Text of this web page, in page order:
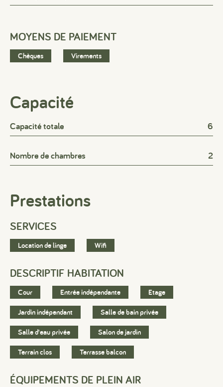
MOYENS DE PAIEMENT
Chèques Virements
Capacité
Capacité totale 6
Nombre de chambres 2
Prestations
SERVICES
Location de linge Wifi
DESCRIPTIF HABITATION
Cour Entrée indépendante Etage
Jardin indépendant Salle de bain privée
Salle d'eau privée Salon de jardin
Terrain clos Terrasse balcon
ÉQUIPEMENTS DE PLEIN AIR